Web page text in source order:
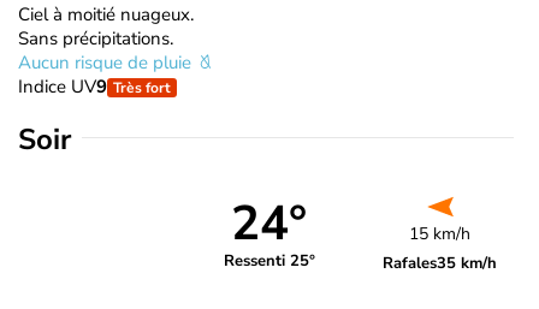
Ciel à moitié nuageux.
Sans précipitations.
Aucun risque de pluie
Indice UV9 Très fort
Soir
24°
Ressenti 25°
15 km/h
Rafales35 km/h